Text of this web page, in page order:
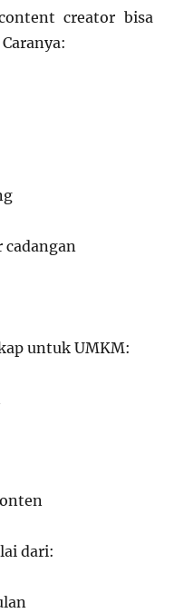
creator bisa
untuk UMKM:
dari: